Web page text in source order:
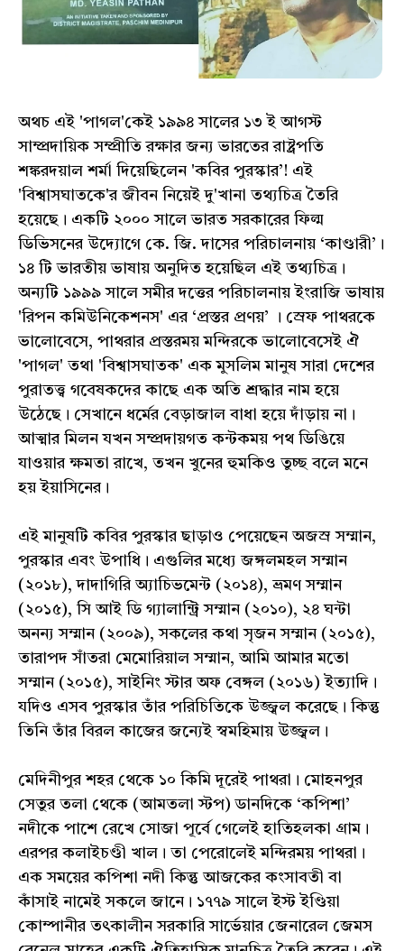
অথচ এই 'পাগল'কেই ১৯৯৪ সালের ১৩ ই আগস্ট
সাম্প্রদায়িক সম্প্রীতি রক্ষার জন্য ভারতের রাষ্ট্রপতি
শঙ্করদয়াল শর্মা দিয়েছিলেন 'কবির পুরস্কার’! এই
'বিশ্বাসঘাতকে'র জীবন নিয়েই দু'খানা তথ্যচিত্র তৈরি
হয়েছে। একটি ২০০০ সালে ভারত সরকারের ফিল্ম
ডিভিসনের উদ্যোগে কে. জি. দাসের পরিচালনায় ‘কাণ্ডারী’।
১৪ টি ভারতীয় ভাষায় অনুদিত হয়েছিল এই তথ্যচিত্র।
অন্যটি ১৯৯৯ সালে সমীর দত্তের পরিচালনায় ইংরাজি ভাষায়
'রিপন কমিউনিকেশনস' এর ‘প্রস্তর প্রণয়’ । স্রেফ পাথরকে
ভালোবেসে, পাথরার প্রস্তরময় মন্দিরকে ভালোবেসেই ঐ
'পাগল' তথা 'বিশ্বাসঘাতক' এক মুসলিম মানুষ সারা দেশের
পুরাতত্ত্ব গবেষকদের কাছে এক অতি শ্রদ্ধার নাম হয়ে
উঠেছে। সেখানে ধর্মের বেড়াজাল বাধা হয়ে দাঁড়ায় না।
আত্মার মিলন যখন সম্প্রদায়গত কন্টকময় পথ ডিঙিয়ে
যাওয়ার ক্ষমতা রাখে, তখন খুনের হুমকিও তুচ্ছ বলে মনে
হয় ইয়াসিনের।
এই মানুষটি কবির পুরস্কার ছাড়াও পেয়েছেন অজস্র সম্মান,
পুরস্কার এবং উপাধি। এগুলির মধ্যে জঙ্গলমহল সম্মান
(২০১৮), দাদাগিরি অ্যাচিভমেন্ট (২০১৪), ভ্রমণ সম্মান
(২০১৫), সি আই ডি গ্যালান্ট্রি সম্মান (২০১০), ২৪ ঘন্টা
অনন্য সম্মান (২০০৯), সকলের কথা সৃজন সম্মান (২০১৫),
তারাপদ সাঁতরা মেমোরিয়াল সম্মান, আমি আমার মতো
সম্মান (২০১৫), সাইনিং স্টার অফ বেঙ্গল (২০১৬) ইত্যাদি।
যদিও এসব পুরস্কার তাঁর পরিচিতিকে উজ্জ্বল করেছে। কিন্তু
তিনি তাঁর বিরল কাজের জন্যেই স্বমহিমায় উজ্জ্বল।
মেদিনীপুর শহর থেকে ১০ কিমি দূরেই পাথরা। মোহনপুর
সেতুর তলা থেকে (আমতলা স্টপ) ডানদিকে ‘কপিশা’
নদীকে পাশে রেখে সোজা পূর্বে গেলেই হাতিহলকা গ্রাম।
এরপর কলাইচণ্ডী খাল। তা পেরোলেই মন্দিরময় পাথরা।
এক সময়ের কপিশা নদী কিন্তু আজকের কংসাবতী বা
কাঁসাই নামেই সকলে জানে। ১৭৭৯ সালে ইস্ট ইণ্ডিয়া
কোম্পানীর তৎকালীন সরকারি সার্ভেয়ার জেনারেল জেমস